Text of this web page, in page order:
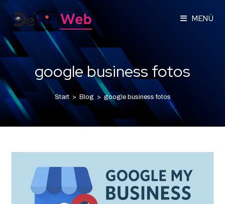
MENÜ
google business fotos
Start > Blog > google business fotos